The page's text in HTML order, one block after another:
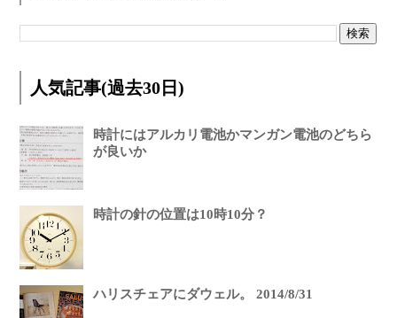
人気記事(過去30日)
時計にはアルカリ電池かマンガン電池のどちら
が良いか
時計の針の位置は10時10分？
ハリスチェアにダウェル。 2014/8/31